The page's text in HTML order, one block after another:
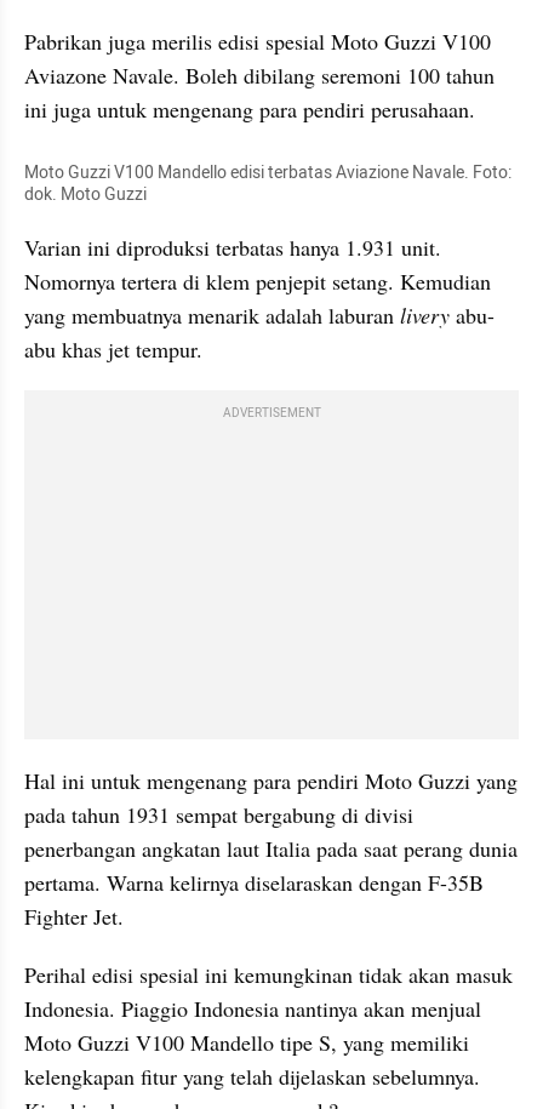
Pabrikan juga merilis edisi spesial Moto Guzzi V100
Aviazone Navale. Boleh dibilang seremoni 100 tahun
ini juga untuk mengenang para pendiri perusahaan.
Moto Guzzi V100 Mandello edisi terbatas Aviazione Navale. Foto:
dok. Moto Guzzi
Varian ini diproduksi terbatas hanya 1.931 unit.
Nomornya tertera di klem penjepit setang. Kemudian
yang membuatnya menarik adalah laburan livery abu-
abu khas jet tempur.
ADVERTISEMENT
Hal ini untuk mengenang para pendiri Moto Guzzi yang
pada tahun 1931 sempat bergabung di divisi
penerbangan angkatan laut Italia pada saat perang dunia
pertama. Warna kelirnya diselaraskan dengan F-35B
Fighter Jet.
Perihal edisi spesial ini kemungkinan tidak akan masuk
Indonesia. Piaggio Indonesia nantinya akan menjual
Moto Guzzi V100 Mandello tipe S, yang memiliki
kelengkapan fitur yang telah dijelaskan sebelumnya.